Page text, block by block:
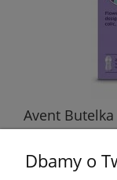
Avent
Avent
Dbamy o